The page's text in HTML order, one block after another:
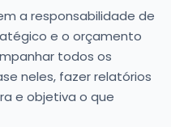
a responsabilidade de
e o orçamento
todos os
neles, fazer relatórios
e objetiva o que